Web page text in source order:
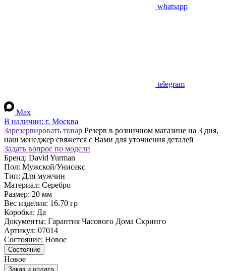
whatsapp
telegram
Max
В наличии: г. Москва
Зарезервировать товар Резерв в розничном магазине на 3 дня,
наш менеджер свяжется с Вами для уточнения деталей
Задать вопрос по модели
Бренд: David Yurman
Пол: Мужской/Унисекс
Тип: Для мужчин
Материал: Серебро
Размер: 20 мм
Вес изделия: 16.70 гр
Коробка: Да
Документы: Гарантия Часового Дома Скринго
Артикул: 07014
Состояние: Новое
Состояние
Новое
Заказ и оплата